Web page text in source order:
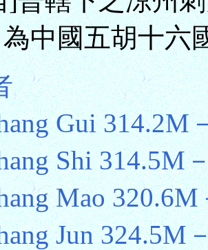
中國五胡十六
Gui 314.2M
Shi 314.5M
Mao 320.6M
Jun 324.5M